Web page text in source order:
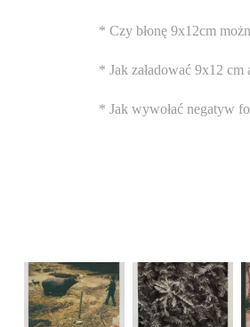
* Czy błonę 9x12cm
* Jak załadować 9x12
* Jak wywołać negatyw